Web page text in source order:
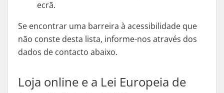
ecrã.
Se encontrar uma barreira à acessibilidade que
não conste desta lista, informe-nos através dos
dados de contacto abaixo.
Loja online e a Lei Europeia de